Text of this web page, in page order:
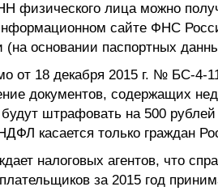
физического лица можно
сайте ФНС
(на основании паспортных
от 18 декабря 2015 г. № БС-4-
документов, содержащих
будут штрафовать на 500
касается только граждан
налоговых агентов, что
за 2015 год